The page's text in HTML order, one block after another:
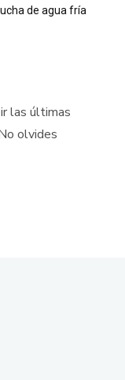
de agua fría
las últimas
olvides